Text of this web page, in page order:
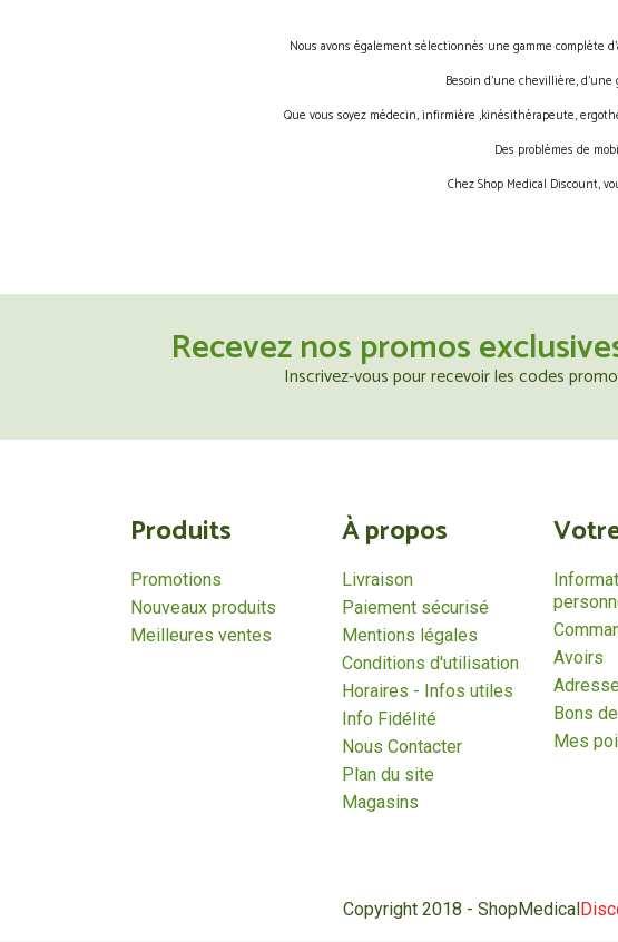
Nous avons également sélectionnés une gamme complète
Besoin d’une chevillière,
Que vous soyez médecin, infirmière ,kinésithérapeute,
Des problèmes de
Chez Shop Medical Discount,
Recevez nos promos
Inscrivez-vous pour recevoir les codes
Produits
Promotions
Nouveaux produits
Meilleures ventes
À propos
Livraison
Paiement sécurisé
Mentions légales
Conditions d'utilisation
Horaires - Infos utiles
Info Fidélité
Nous Contacter
Plan du site
Magasins
Avoirs
Bons
Mes
Copyright 2018 - ShopMedical